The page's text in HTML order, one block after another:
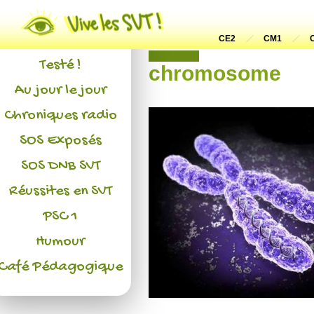
CE2 CM1
chromosome
Actualités
L'association
Testé !
Au jour le jour
Chroniques radio
SOS Exposés
SOS DNB SVT
Réussites en SVT
PSC 1
Humour
Pédagogique